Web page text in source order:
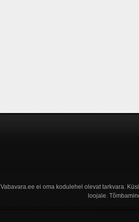
Vabavara.ee ei oma kodulehel olevat tarkvara.
loojale.